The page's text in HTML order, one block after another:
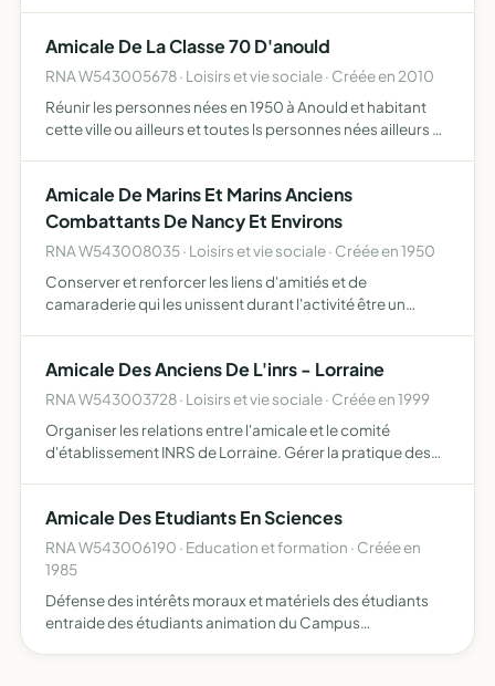
Amicale De La Classe 70 D'anould
RNA W543005678 · Loisirs et vie sociale · Créée en 2010
Réunir les personnes nées en 1950 à Anould et habitant
cette ville ou ailleurs et toutes ls personnes nées ailleurs en
Amicale De Marins Et Marins Anciens
Combattants De Nancy Et Environs
RNA W543008035 · Loisirs et vie sociale · Créée en 1950
Conserver et renforcer les liens d'amitiés et de
camaraderie qui les unissent durant l'activité être un
Amicale Des Anciens De L'inrs - Lorraine
RNA W543003728 · Loisirs et vie sociale · Créée en 1999
Organiser les relations entre l'amicale et le comité
d'établissement INRS de Lorraine. Gérer la pratique des
Amicale Des Etudiants En Sciences
RNA W543006190 · Education et formation · Créée en
1985
Défense des intérêts moraux et matériels des étudiants
entraide des étudiants animation du Campus